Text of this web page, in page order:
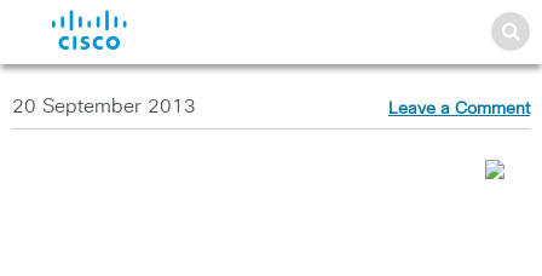
20 September 2013 Leave a Comment